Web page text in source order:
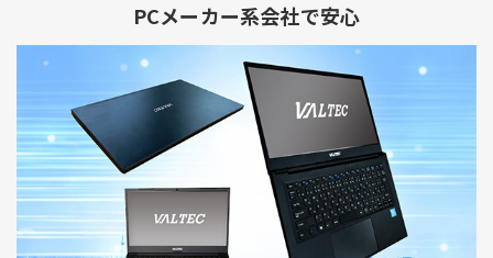
PCメーカー系会社で安心